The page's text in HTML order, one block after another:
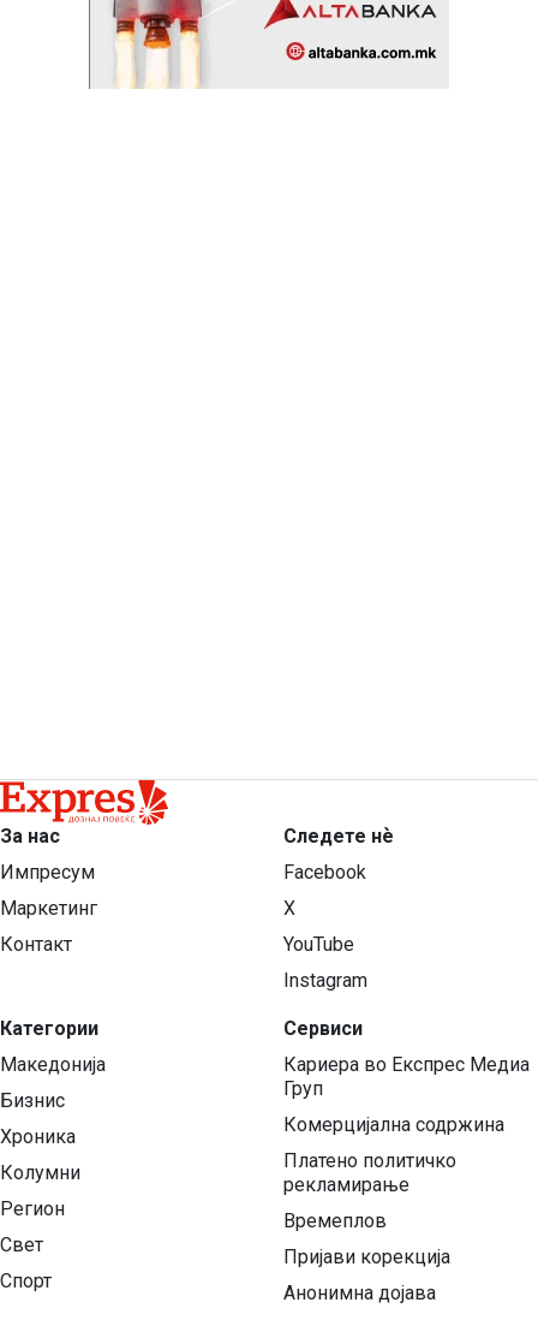
За нас
Импресум
Маркетинг
Контакт
Категории
Македонија
Бизнис
Хроника
Колумни
Регион
Свет
Спорт
Следете нѐ
Facebook
X
YouTube
Instagram
Сервиси
Кариера во Експрес Медиа
Груп
Комерцијална содржина
Платено политичко
рекламирање
Времеплов
Пријави корекција
Анонимна дојава